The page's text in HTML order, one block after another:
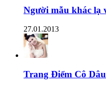
Người mẫu khác lạ
27.01.2013
Trang Điểm Cô